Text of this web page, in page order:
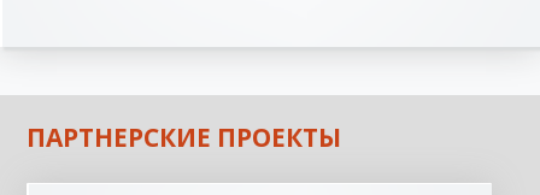
ПАРТНЕРСКИЕ ПРОЕКТЫ